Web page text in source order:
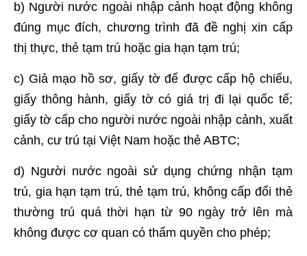
b) Người nước ngoài nhập cảnh hoạt động không
đúng mục đích, chương trình đã đề nghị xin cấp
thị thực, thẻ tạm trú hoặc gia hạn tạm trú;
c) Giả mạo hồ sơ, giấy tờ để được cấp hộ chiếu,
giấy thông hành, giấy tờ có giá trị đi lại quốc tế;
giấy tờ cấp cho người nước ngoài nhập cảnh, xuất
cảnh, cư trú tại Việt Nam hoặc thẻ ABTC;
d) Người nước ngoài sử dụng chứng nhận tạm
trú, gia hạn tạm trú, thẻ tạm trú, không cấp đổi thẻ
thường trú quá thời hạn từ 90 ngày trở lên mà
không được cơ quan có thẩm quyền cho phép;